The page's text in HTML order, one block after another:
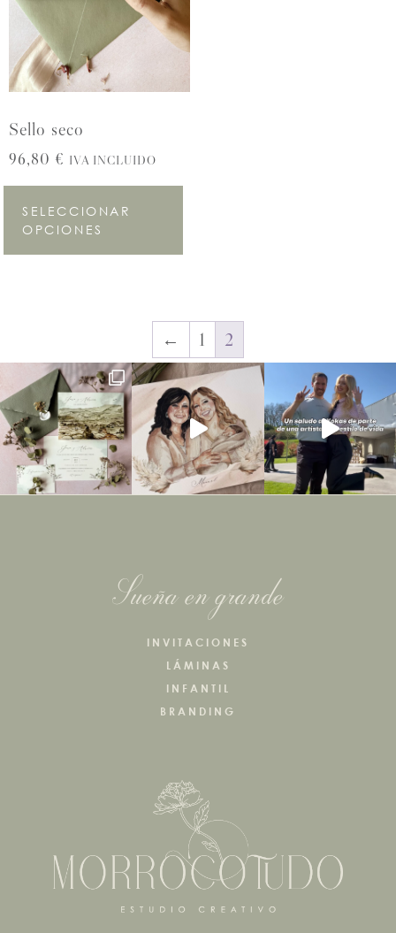
Sello seco
96,80 € IVA INCLUIDO
SELECCIONAR
OPCIONES
← 1 2
Sueña en grande
INVITACIONES
LÁMINAS
INFANTIL
BRANDING